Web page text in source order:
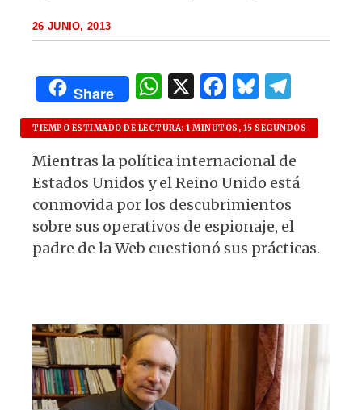
26 JUNIO, 2013
Share
W
h
at
s
A
p
p
X F
a
c
e
b
o
o
B
lu
es
k
y
el
e
g
ra
m
TIEMPO ESTIMADO DE LECTURA: 1 MINUTOS, 15 SEGUNDOS
Mientras la política internacional de
Estados Unidos y el Reino Unido está
conmovida por los descubrimientos
sobre sus operativos de espionaje, el
padre de la Web cuestionó sus prácticas.